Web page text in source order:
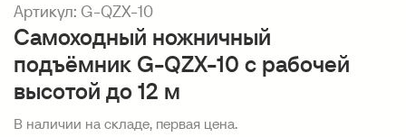
Артикул: G-QZX-10
Самоходный ножничный
подъёмник G-QZX-10 с рабочей
высотой до 12 м
В наличии на складе, первая цена.